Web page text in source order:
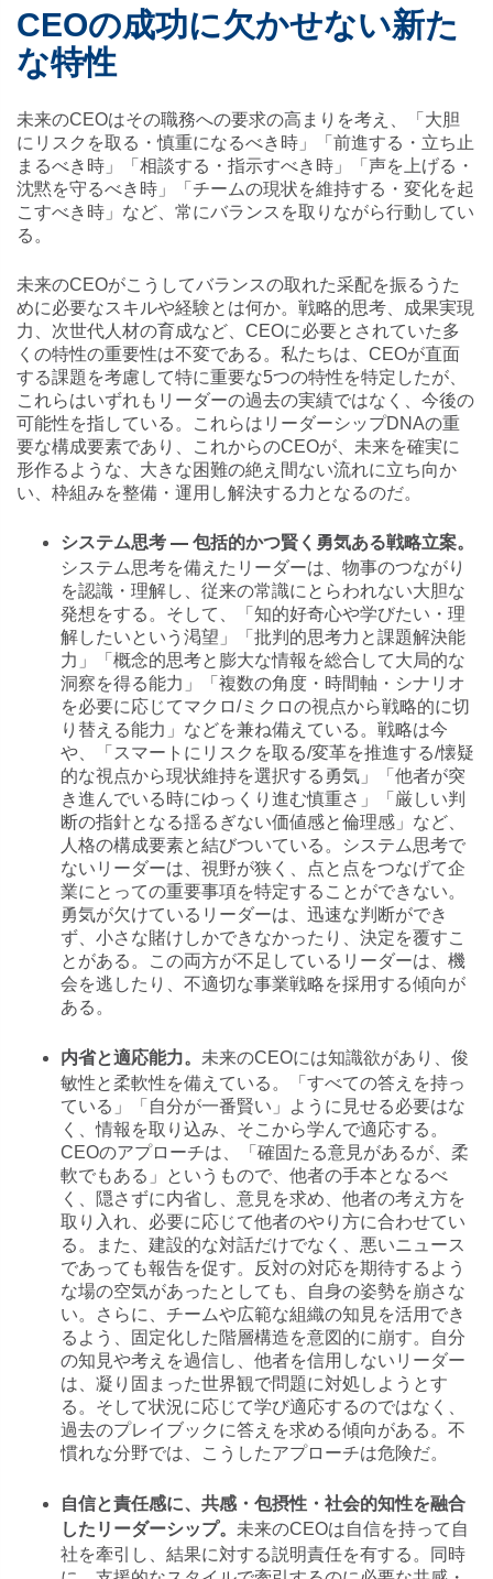
CEOの成功に欠かせない新た
な特性
未来のCEOはその職務への要求の高まりを考え、「大胆
にリスクを取る・慎重になるべき時」「前進する・立ち止
まるべき時」「相談する・指示すべき時」「声を上げる・
沈黙を守るべき時」「チームの現状を維持する・変化を起
こすべき時」など、常にバランスを取りながら行動してい
る。
未来のCEOがこうしてバランスの取れた采配を振るうた
めに必要なスキルや経験とは何か。戦略的思考、成果実現
力、次世代人材の育成など、CEOに必要とされていた多
くの特性の重要性は不変である。私たちは、CEOが直面
する課題を考慮して特に重要な5つの特性を特定したが、
これらはいずれもリーダーの過去の実績ではなく、今後の
可能性を指している。これらはリーダーシップDNAの重
要な構成要素であり、これからのCEOが、未来を確実に
形作るような、大きな困難の絶え間ない流れに立ち向か
い、枠組みを整備・運用し解決する力となるのだ。
システム思考 — 包括的かつ賢く勇気ある戦略立案。
システム思考を備えたリーダーは、物事のつながり
を認識・理解し、従来の常識にとらわれない大胆な
発想をする。そして、「知的好奇心や学びたい・理
解したいという渇望」「批判的思考力と課題解決能
力」「概念的思考と膨大な情報を総合して大局的な
洞察を得る能力」「複数の角度・時間軸・シナリオ
を必要に応じてマクロ/ミクロの視点から戦略的に切
り替える能力」などを兼ね備えている。戦略は今
や、「スマートにリスクを取る/変革を推進する/懐疑
的な視点から現状維持を選択する勇気」「他者が突
き進んでいる時にゆっくり進む慎重さ」「厳しい判
断の指針となる揺るぎない価値感と倫理感」など、
人格の構成要素と結びついている。システム思考で
ないリーダーは、視野が狭く、点と点をつなげて企
業にとっての重要事項を特定することができない。
勇気が欠けているリーダーは、迅速な判断ができ
ず、小さな賭けしかできなかったり、決定を覆すこ
とがある。この両方が不足しているリーダーは、機
会を逃したり、不適切な事業戦略を採用する傾向が
ある。
内省と適応能力。 未来のCEOには知識欲があり、俊
敏性と柔軟性を備えている。「すべての答えを持っ
ている」「自分が一番賢い」ように見せる必要はな
く、情報を取り込み、そこから学んで適応する。
CEOのアプローチは、「確固たる意見があるが、柔
軟でもある」というもので、他者の手本となるべ
く、隠さずに内省し、意見を求め、他者の考え方を
取り入れ、必要に応じて他者のやり方に合わせてい
る。また、建設的な対話だけでなく、悪いニュース
であっても報告を促す。反対の対応を期待するよう
な場の空気があったとしても、自身の姿勢を崩さな
い。さらに、チームや広範な組織の知見を活用でき
るよう、固定化した階層構造を意図的に崩す。自分
の知見や考えを過信し、他者を信用しないリーダー
は、凝り固まった世界観で問題に対処しようとす
る。そして状況に応じて学び適応するのではなく、
過去のプレイブックに答えを求める傾向がある。不
慣れな分野では、こうしたアプローチは危険だ。
自信と責任感に、共感・包摂性・社会的知性を融合
したリーダーシップ。 未来のCEOは自信を持って自
社を牽引し、結果に対する説明責任を有する。同時